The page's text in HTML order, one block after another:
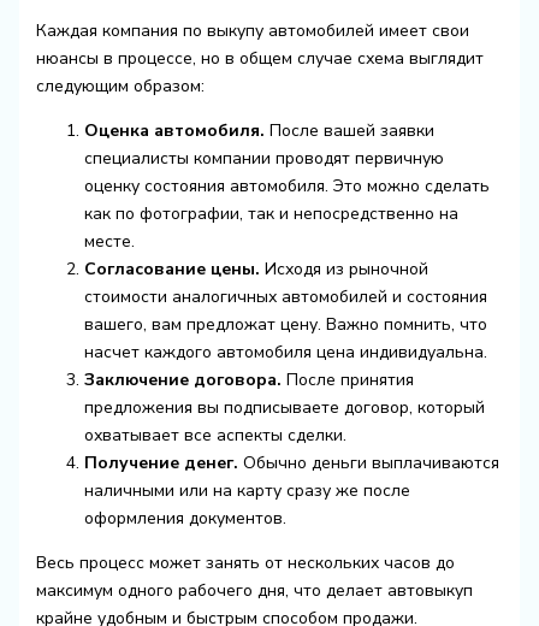
Каждая компания по выкупу автомобилей имеет свои
нюансы в процессе, но в общем случае схема выглядит
следующим образом:
Оценка автомобиля. После вашей заявки
специалисты компании проводят первичную
оценку состояния автомобиля. Это можно сделать
как по фотографии, так и непосредственно на
месте.
Согласование цены. Исходя из рыночной
стоимости аналогичных автомобилей и состояния
вашего, вам предложат цену. Важно помнить, что
насчет каждого автомобиля цена индивидуальна.
Заключение договора. После принятия
предложения вы подписываете договор, который
охватывает все аспекты сделки.
Получение денег. Обычно деньги выплачиваются
наличными или на карту сразу же после
оформления документов.
Весь процесс может занять от нескольких часов до
максимум одного рабочего дня, что делает автовыкуп
крайне удобным и быстрым способом продажи.